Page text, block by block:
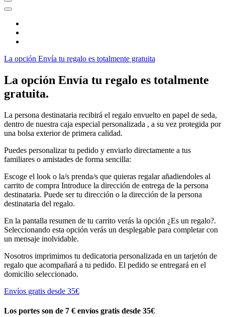
La opción Envía tu regalo es totalmente gratuita
La opción Envía tu regalo es totalmente
gratuita.
La persona destinataria recibirá el regalo envuelto en papel de seda,
dentro de nuestra caja especial personalizada , a su vez protegida por
una bolsa exterior de primera calidad.
Puedes personalizar tu pedido y enviarlo directamente a tus
familiares o amistades de forma sencilla:
Escoge el look o la/s prenda/s que quieras regalar añadiendoles al
carrito de compra Introduce la dirección de entrega de la persona
destinataria. Puede ser tu dirección o la dirección de la persona
destinataria del regalo.
En la pantalla resumen de tu carrito verás la opción ¿Es un regalo?.
Seleccionando esta opción verás un desplegable para completar con
un mensaje inolvidable.
Nosotros imprimimos tu dedicatoria personalizada en un tarjetón de
regalo que acompañará a tu pedido. El pedido se entregará en el
domicilio seleccionado.
Envíos gratis desde 35€
Los portes son de 7 € envíos gratis desde 35€